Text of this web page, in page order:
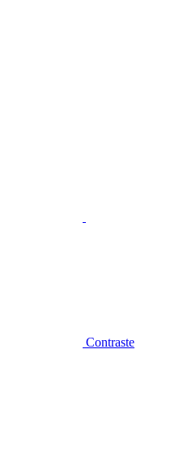
Contraste